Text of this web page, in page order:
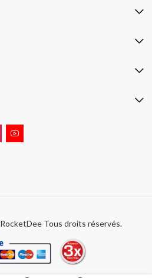
RocketDeeTous droits réservés.